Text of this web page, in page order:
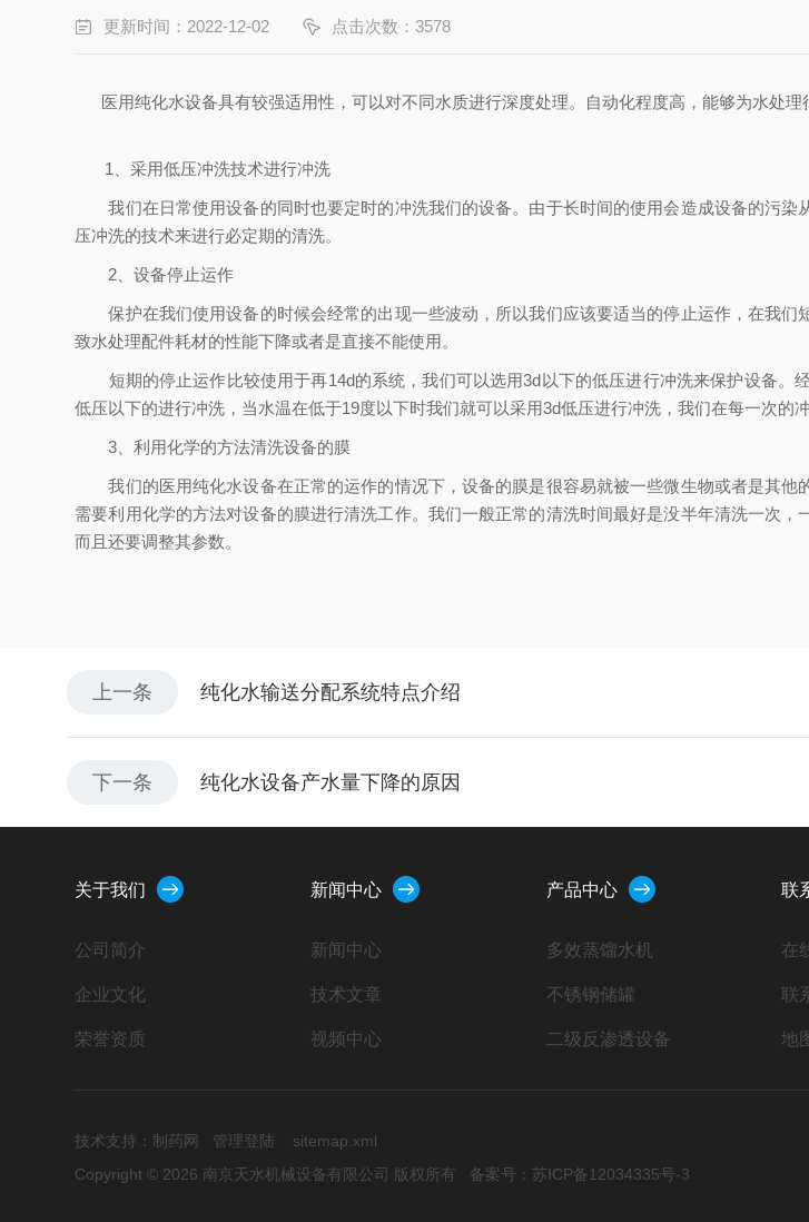
更新时间：2022-12-02 点击次数：3578
医用纯化水设备具有较强适用性，可以对不同水质进行深度处理。自动化程度高，能够为水处理
1、采用低压冲洗技术进行冲洗
我们在日常使用设备的同时也要定时的冲洗我们的设备。由于长时间的使用会造成设备的污染
压冲洗的技术来进行必定期的清洗。
2、设备停止运作
保护在我们使用设备的时候会经常的出现一些波动，所以我们应该要适当的停止运作，在我们
致水处理配件耗材的性能下降或者是直接不能使用。
短期的停止运作比较使用于再14d的系统，我们可以选用3d以下的低压进行冲洗来保护设备。
低压以下的进行冲洗，当水温在低于19度以下时我们就可以采用3d低压进行冲洗，我们在每一次的
3、利用化学的方法清洗设备的膜
我们的医用纯化水设备在正常的运作的情况下，设备的膜是很容易就被一些微生物或者是其他
需要利用化学的方法对设备的膜进行清洗工作。我们一般正常的清洗时间最好是没半年清洗一次
而且还要调整其参数。
上一条 纯化水输送分配系统特点介绍
下一条 纯化水设备产水量下降的原因
关于我们
公司简介
企业文化
荣誉资质
新闻中心
新闻中心
技术文章
视频中心
产品中心
多效蒸馏水机
不锈钢储罐
二级反渗透设备
提取浓缩设备
联
在
联
地
技术支持：制药网 管理登陆
sitemap.xml
Copyright © 2026 南京天水机械设备有限公司 版权所有 备案号：苏ICP备12034335号-3